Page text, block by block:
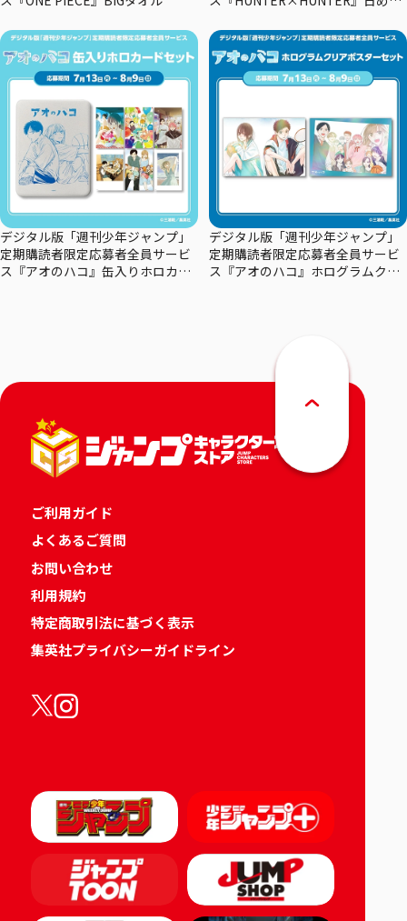
デジタル版「週刊少年ジャンプ」
定期購読者限定応募者全員サービ
ス『アオのハコ』缶入りホロカー
デジタル版「週刊少年ジャンプ」
定期購読者限定応募者全員サービ
ス『アオのハコ』ホログラムクリ
ご利用ガイド
よくあるご質問
お問い合わせ
利用規約
特定商取引法に基づく表示
集英社プライバシーガイドライン